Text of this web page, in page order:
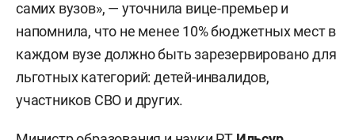
самих вузов», — уточнила вице-премьер и
напомнила, что не менее 10% бюджетных мест в
каждом вузе должно быть зарезервировано для
льготных категорий: детей-инвалидов,
участников СВО и других.